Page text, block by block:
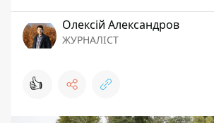
Олексій Александров
ЖУРНАЛІСТ
👍